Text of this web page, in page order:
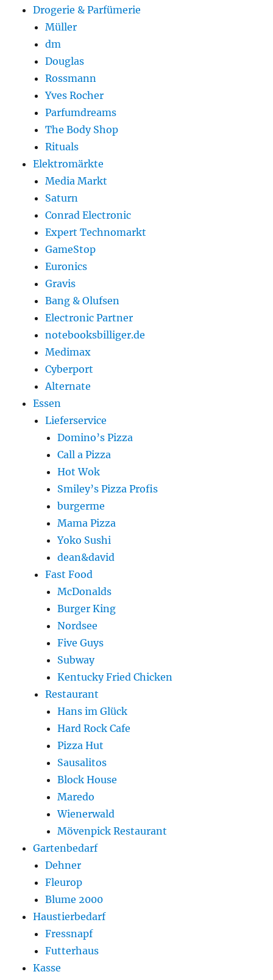
Drogerie & Parfümerie
Müller
dm
Douglas
Rossmann
Yves Rocher
Parfumdreams
The Body Shop
Rituals
Elektromärkte
Media Markt
Saturn
Conrad Electronic
Expert Technomarkt
GameStop
Euronics
Gravis
Bang & Olufsen
Electronic Partner
notebooksbilliger.de
Medimax
Cyberport
Alternate
Essen
Lieferservice
Domino’s Pizza
Call a Pizza
Hot Wok
Smiley’s Pizza Profis
burgerme
Mama Pizza
Yoko Sushi
dean&david
Fast Food
McDonalds
Burger King
Nordsee
Five Guys
Subway
Kentucky Fried Chicken
Restaurant
Hans im Glück
Hard Rock Cafe
Pizza Hut
Sausalitos
Block House
Maredo
Wienerwald
Mövenpick Restaurant
Gartenbedarf
Dehner
Fleurop
Blume 2000
Haustierbedarf
Fressnapf
Futterhaus
Kasse